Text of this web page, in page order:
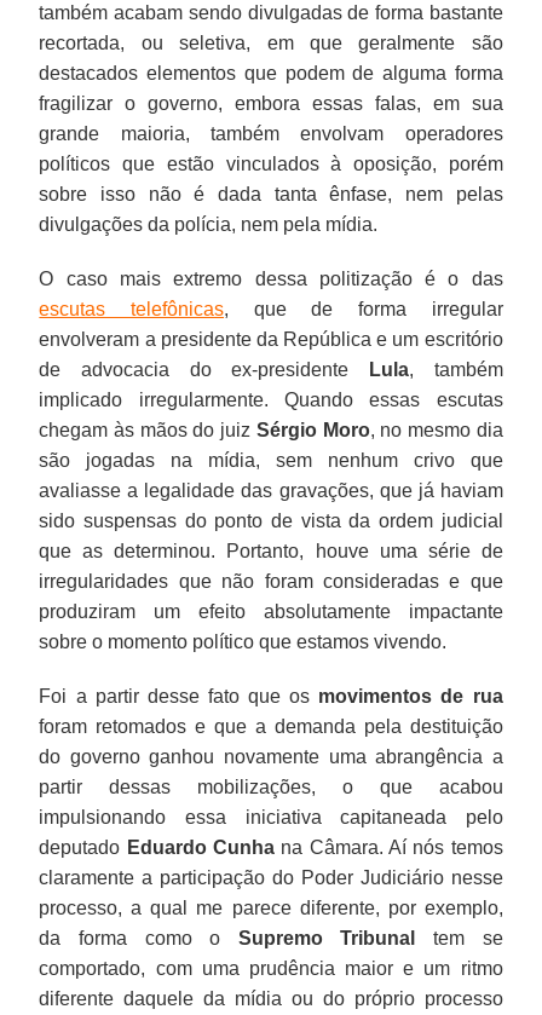
também acabam sendo divulgadas de forma bastante
recortada, ou seletiva, em que geralmente são
destacados elementos que podem de alguma forma
fragilizar o governo, embora essas falas, em sua
grande maioria, também envolvam operadores
políticos que estão vinculados à oposição, porém
sobre isso não é dada tanta ênfase, nem pelas
divulgações da polícia, nem pela mídia.
O caso mais extremo dessa politização é o das
escutas telefônicas, que de forma irregular
envolveram a presidente da República e um escritório
de advocacia do ex-presidente
Lula, também
implicado irregularmente. Quando essas escutas
chegam às mãos do juiz Sérgio Moro, no mesmo dia
são jogadas na mídia, sem nenhum crivo que
avaliasse a legalidade das gravações, que já haviam
sido suspensas do ponto de vista da ordem judicial
que as determinou. Portanto, houve uma série de
irregularidades que não foram consideradas e que
produziram um efeito absolutamente impactante
sobre o momento político que estamos vivendo.
Foi a partir desse fato que os movimentos de rua
foram retomados e que a demanda pela destituição
do governo ganhou novamente uma abrangência a
partir dessas mobilizações, o que acabou
impulsionando essa iniciativa capitaneada pelo
deputado Eduardo Cunha na Câmara. Aí nós temos
claramente a participação do Poder Judiciário nesse
processo, a qual me parece diferente, por exemplo,
da forma como o Supremo Tribunal
tem se
comportado, com uma prudência maior e um ritmo
diferente daquele da mídia ou do próprio processo